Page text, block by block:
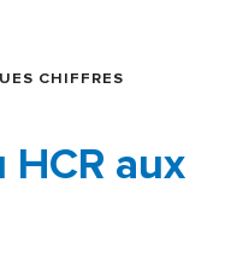
CHIFFRES
aux